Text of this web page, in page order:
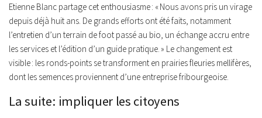
Etienne Blanc partage cet enthousiasme : « Nous avons pris un virage
depuis déjà huit ans. De grands efforts ont été faits, notamment
l’entretien d’un terrain de foot passé au bio, un échange accru entre
les services et l’édition d’un guide pratique. » Le changement est
visible : les ronds-points se transforment en prairies fleuries mellifères,
dont les semences proviennent d’une entreprise fribourgeoise.
La suite : impliquer les citoyens